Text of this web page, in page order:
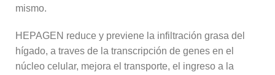
mismo.
HEPAGEN reduce y previene la infiltración grasa del
hígado, a traves de la transcripción de genes en el
núcleo celular, mejora el transporte, el ingreso a la